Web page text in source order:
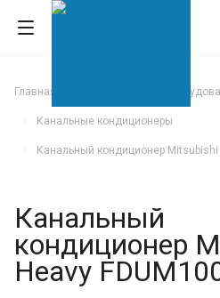
Главная Климатическое
Канальные кондиционеры
Канальный кондиционер Mitsubishi
Канальный
кондиционер
Heavy